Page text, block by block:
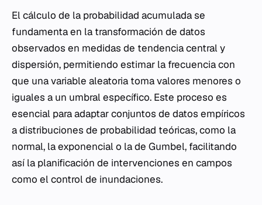
El cálculo de la probabilidad acumulada se
fundamenta en la transformación de datos
observados en medidas de tendencia central y
dispersión, permitiendo estimar la frecuencia con
que una variable aleatoria toma valores menores o
iguales a un umbral específico. Este proceso es
esencial para adaptar conjuntos de datos empíricos
a distribuciones de probabilidad teóricas, como la
normal, la exponencial o la de Gumbel, facilitando
así la planificación de intervenciones en campos
como el control de inundaciones.